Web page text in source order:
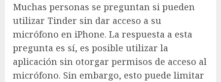
Muchas personas se preguntan si pueden
utilizar Tinder sin dar acceso a su
micrófono en iPhone. La respuesta a esta
pregunta es sí, es posible utilizar la
aplicación sin otorgar permisos de acceso al
micrófono. Sin embargo, esto puede limitar